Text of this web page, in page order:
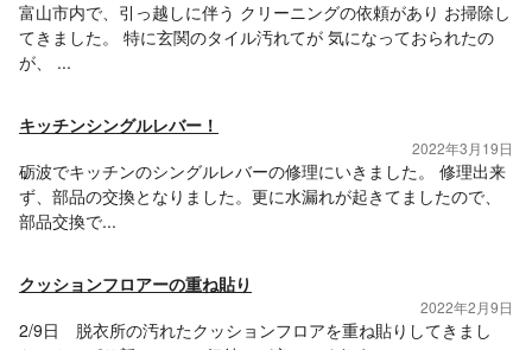
富山市内で、引っ越しに伴う クリーニングの依頼があり お掃除し
てきました。 特に玄関のタイル汚れてが 気になっておられたの
が、 ...
キッチンシングルレバー！
2022年3月19日
砺波でキッチンのシングルレバーの修理にいきました。 修理出来
ず、部品の交換となりました。更に水漏れが起きてましたので、
部品交換で...
クッションフロアーの重ね貼り
2022年2月9日
2/9日 脱衣所の汚れたクッションフロアを重ね貼りしてきまし